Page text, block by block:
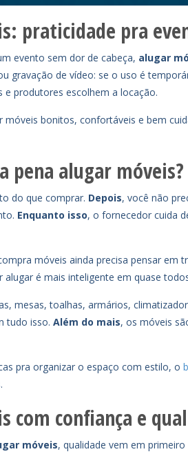
praticidade pra
evento sem dor de cabeça, alugar
gravação de vídeo: se o uso é
e produtores escolhem a locação.
móveis bonitos, confortáveis e bem
pena alugar móveis?
do que comprar. Depois, você não
Enquanto isso, o fornecedor cuida
móveis ainda precisa pensar em
alugar é mais inteligente em quase
mesas, toalhas, armários,
tudo isso. Além do mais, os móveis
pra organizar o espaço com estilo, o
com confiança e
móveis, qualidade vem em